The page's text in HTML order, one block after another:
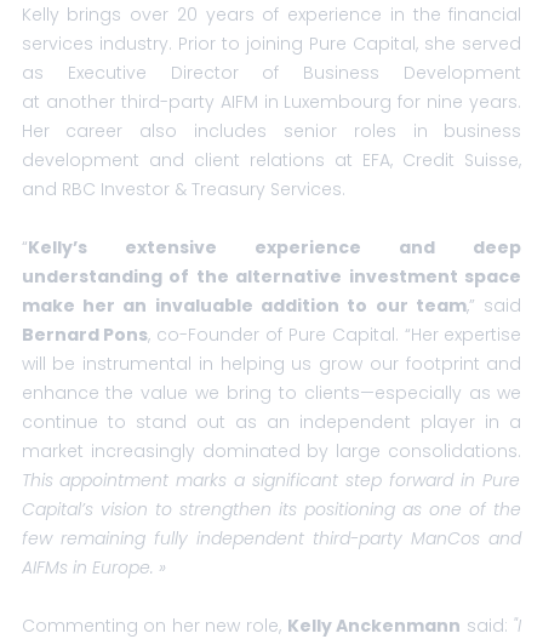
Kelly brings over 20 years of experience in the financial
services industry. Prior to joining Pure Capital, she served
as Executive Director of Business Development
at another third-party AIFM in Luxembourg for nine years.
Her career also includes senior roles in business
development and client relations at EFA, Credit Suisse,
and RBC Investor & Treasury Services.
“Kelly’s extensive experience and deep
understanding of the alternative investment space
make her an invaluable addition to our team,” said
Bernard Pons, co-Founder of Pure Capital. “Her expertise
will be instrumental in helping us grow our footprint and
enhance the value we bring to clients—especially as we
continue to stand out as an independent player in a
market increasingly dominated by large consolidations.
This appointment marks a significant step forward in Pure
Capital’s vision to strengthen its positioning as one of the
few remaining fully independent third-party ManCos and
AIFMs in Europe. »
Commenting on her new role, Kelly Anckenmann said: "I